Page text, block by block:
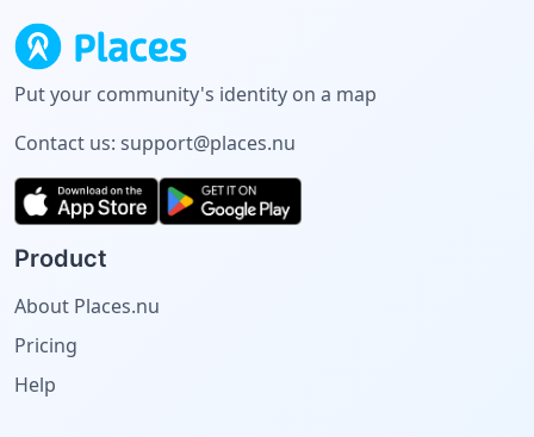
Put your community's identity on a map
Contact us: support@places.nu
Product
About Places.nu
Pricing
Help